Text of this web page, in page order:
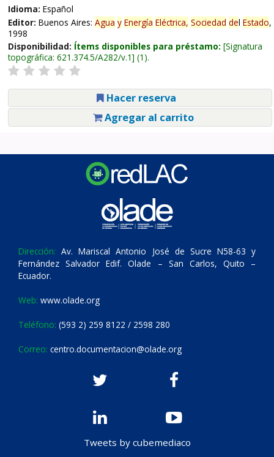
Idioma: Español
Editor: Buenos Aires: Agua y Energía Eléctrica, Sociedad del Estado,
1998
Disponibilidad: Ítems disponibles para préstamo: Signatura
topográfica: 621.374.5/A282/v.1 (1).
Hacer reserva
Agregar al carrito
Dirección: Av. Mariscal Antonio José de Sucre N58-63 y
Fernández Salvador Edif. Olade – San Carlos, Quito –
Ecuador.
Web: www.olade.org
Teléfono: (593 2) 259 8122 / 2598 280
Correo: centro.documentacion@olade.org
Tweets by cubemediaco